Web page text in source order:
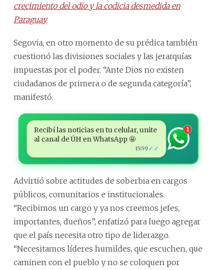
crecimiento del odio y la codicia desmedida en
Paraguay
Segovia, en otro momento de su prédica también
cuestionó las divisiones sociales y las jerarquías
impuestas por el poder. “Ante Dios no existen
ciudadanos de primera o de segunda categoría”,
manifestó.
Recibí las noticias en tu celular, unite
al canal de ÚH en WhatsApp 🤩
15:59 ✓✓
1
Advirtió sobre actitudes de soberbia en cargos
públicos, comunitarios e institucionales.
“Recibimos un cargo y ya nos creemos jefes,
importantes, dueños”, enfatizó para luego agregar
que el país necesita otro tipo de liderazgo.
“Necesitamos líderes humildes, que escuchen, que
caminen con el pueblo y no se coloquen por